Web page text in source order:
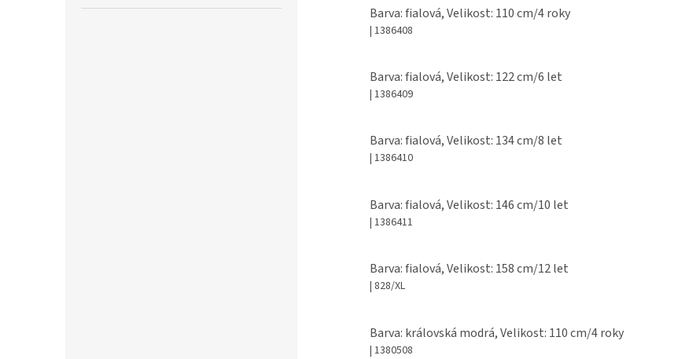
Barva: fialová, Velikost: 110 cm/4 roky
| 1386408
Barva: fialová, Velikost: 122 cm/6 let
| 1386409
Barva: fialová, Velikost: 134 cm/8 let
| 1386410
Barva: fialová, Velikost: 146 cm/10 let
| 1386411
Barva: fialová, Velikost: 158 cm/12 let
| 828/XL
Barva: královská modrá, Velikost: 110 cm/4 roky
| 1380508